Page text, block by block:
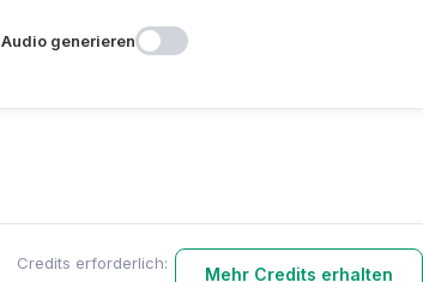
Audio generieren
Credits erforderlich:
Mehr Credits erhalten